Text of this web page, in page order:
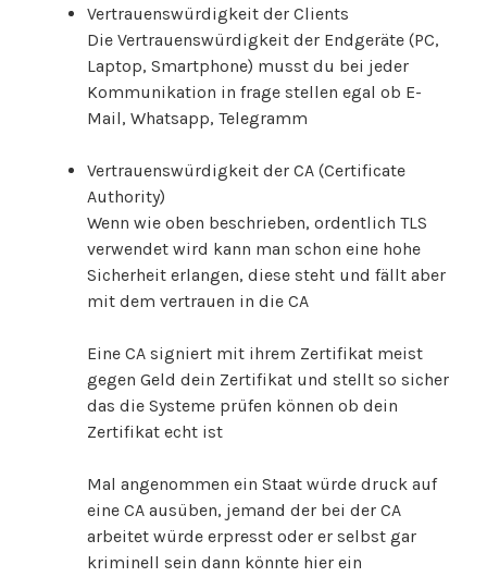
Vertrauenswürdigkeit der Clients
Die Vertrauenswürdigkeit der Endgeräte (PC,
Laptop, Smartphone) musst du bei jeder
Kommunikation in frage stellen egal ob E-
Mail, Whatsapp, Telegramm
Vertrauenswürdigkeit der CA (Certificate
Authority)
Wenn wie oben beschrieben, ordentlich TLS
verwendet wird kann man schon eine hohe
Sicherheit erlangen, diese steht und fällt aber
mit dem vertrauen in die CA
Eine CA signiert mit ihrem Zertifikat meist
gegen Geld dein Zertifikat und stellt so sicher
das die Systeme prüfen können ob dein
Zertifikat echt ist
Mal angenommen ein Staat würde druck auf
eine CA ausüben, jemand der bei der CA
arbeitet würde erpresst oder er selbst gar
kriminell sein dann könnte hier ein